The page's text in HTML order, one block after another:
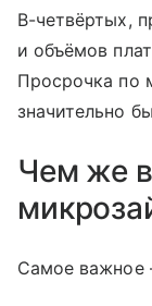
В-четвёртых,
и объёмов
Просрочка по
значительно
Чем же
Самое важное